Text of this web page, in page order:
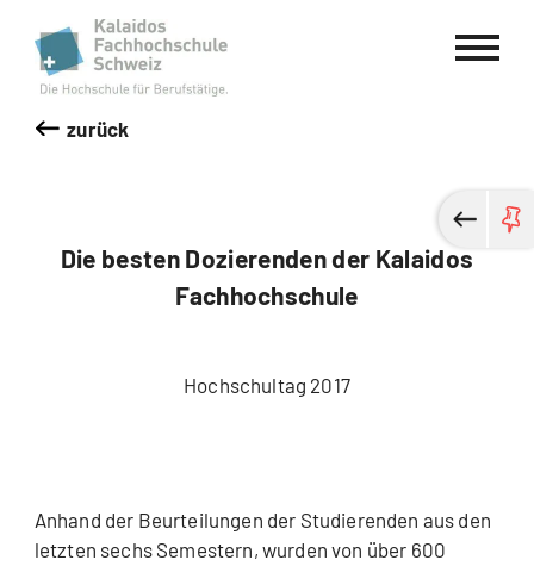
Kalaidos Fachhochschule Schweiz
zurück
Die besten Dozierenden der Kalaidos
Fachhochschule
Hochschultag 2017
Anhand der Beurteilungen der Studierenden aus den
letzten sechs Semestern, wurden von über 600